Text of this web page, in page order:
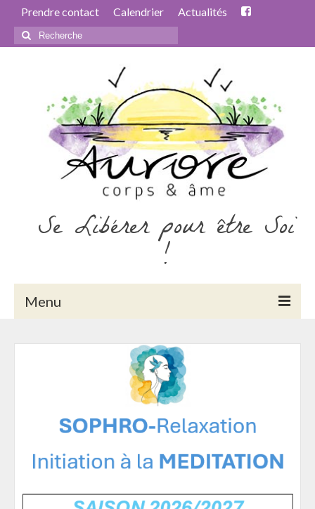
Prendre contact Calendrier Actualités
Rechercher
:
Se Libérer pour être Soi
!
Menu
Psychogénéalogie
La Numérologie Créative
Initiation à la Numérologie
Témoignages Initiation à la Numérologie